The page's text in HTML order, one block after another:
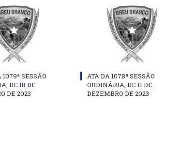
SESSÃO
DE 18 DE
DE 2023
ATA DA 1078ª SESSÃO
ORDINÁRIA, DE 11 DE
DEZEMBRO DE 2023